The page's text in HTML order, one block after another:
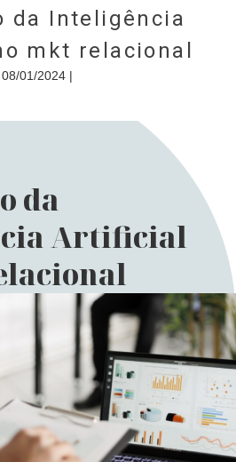
da Inteligência
mkt relacional
08/01/2024 |
da
Artificial